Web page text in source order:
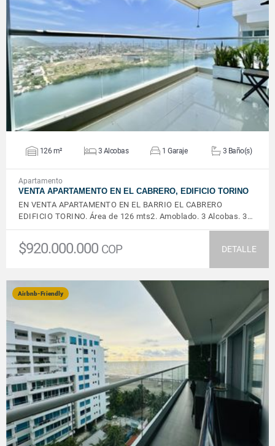
VER DETALLES
126 m² 3 Alcobas 1 Garaje 3 Baño(s)
Apartamento
VENTA APARTAMENTO EN EL CABRERO, EDIFICIO TORINO
EN VENTA APARTAMENTO EN EL BARRIO EL CABRERO
EDIFICIO TORINO. Área de 126 mts2. Amoblado. 3 Alcobas. 3…
$920.000.000 COP DETALLE
Airbnb-Friendly
VER DETALLES